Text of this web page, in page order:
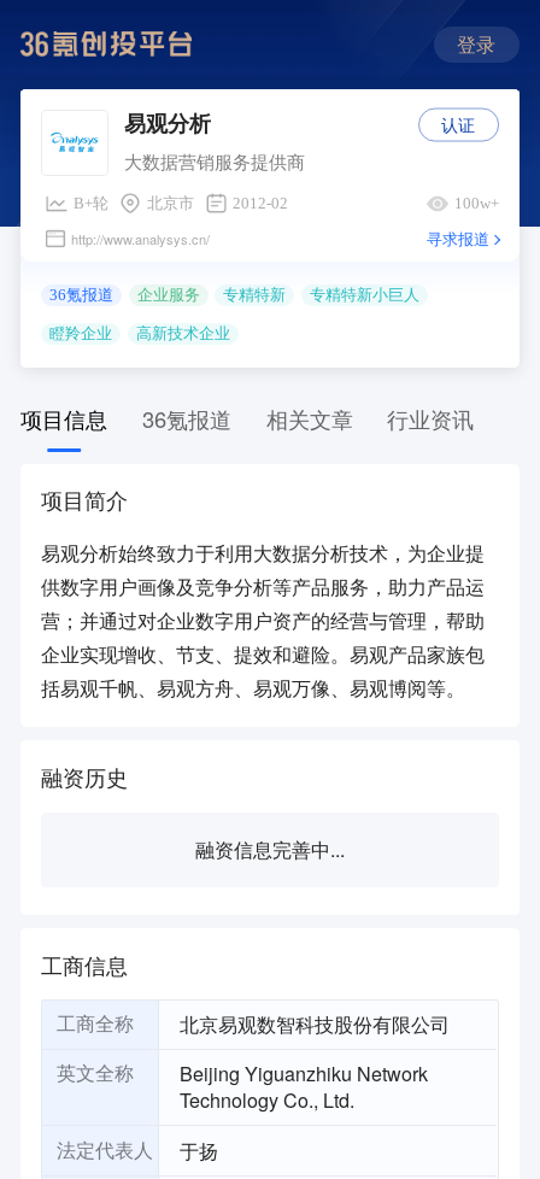
登录
易观分析
大数据营销服务提供商
B+轮 北京市 2012-02 100w+
http://www.analysys.cn/ 寻求报道
36氪报道 企业服务 专精特新 专精特新小巨人
瞪羚企业 高新技术企业
认证
项目信息 36氪报道 相关文章 行业资讯
项目简介
易观分析始终致力于利用大数据分析技术，为企业提
供数字用户画像及竞争分析等产品服务，助力产品运
营；并通过对企业数字用户资产的经营与管理，帮助
企业实现增收、节支、提效和避险。易观产品家族包
括易观千帆、易观方舟、易观万像、易观博阅等。
融资历史
融资信息完善中...
工商信息
工商全称 北京易观数智科技股份有限公司
英文全称
Beijing Yiguanzhiku Network
Technology Co., Ltd.
法定代表人 于扬